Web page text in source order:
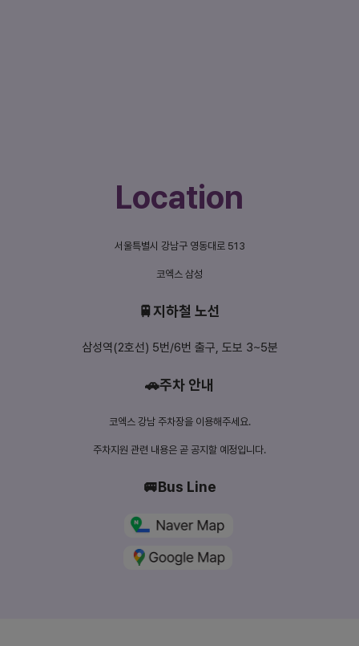
Location
서울특별시 강남구 영동대로 513
코엑스 삼성
🚆지하철 노선
삼성역(2호선) 5번/6번 출구, 도보 3~5분
🚗주차 안내
코엑스 강남 주차장을 이용해주세요.
주차지원 관련 내용은 곧 공지할 예정입니다.
🚐Bus Line